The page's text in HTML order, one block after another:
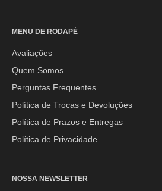
Segunda à Sexta-feira: 08h às 17h30min
Sábado: 08h às 12h
WhatsApp:
(44) 9 8856-3798
MENU DE RODAPÉ
Avaliações
Quem Somos
Perguntas Frequentes
Política de Trocas e Devoluções
Política de Prazos e Entregas
Política de Privacidade
NOSSA NEWSLETTER